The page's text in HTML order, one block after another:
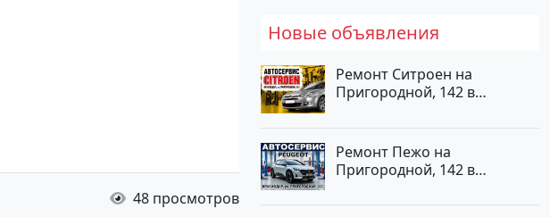
48 просмотров
Новые объявления
Ремонт Ситроен на
Пригородной, 142 в
Ремонт Пежо на
Пригородной, 142 в